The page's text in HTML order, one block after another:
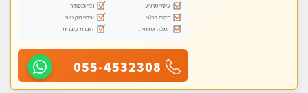
עיסוי מרגיע
נקי ומסודר
מקום פרטי
עיסוי מקצועי
תמונה אמיתית
דוברת עיברית
055-4532308